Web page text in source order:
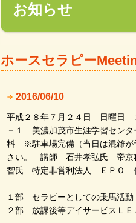
お知らせ
ホースセラピー
2016/06/10
平成２８年７月２４日 日曜日
－１ 美濃加茂市生涯学習セン
料 ※駐車場完備（当日は混雑が
さい。 講師 石井孝弘氏 帝京
智氏 特定非営利法人 ＥＰＯ
１部 セラピーとしての乗馬活
２部 放課後等デイサービスＬＥ